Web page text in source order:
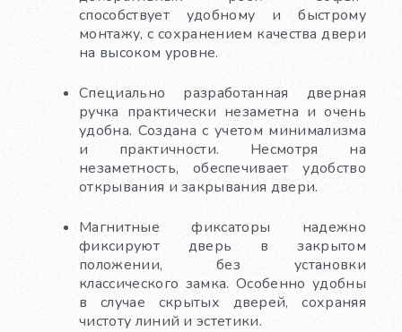
способствует удобному и быстрому
монтажу, с сохранением качества двери
на высоком уровне.
Специально разработанная дверная
ручка практически незаметна и очень
удобна. Создана с учетом минимализма
и практичности. Несмотря на
незаметность, обеспечивает удобство
открывания и закрывания двери.
Магнитные фиксаторы надежно
фиксируют дверь в закрытом
положении, без установки
классического замка. Особенно удобны
в случае скрытых дверей, сохраняя
чистоту линий и эстетики.